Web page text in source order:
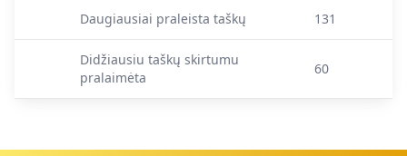
Daugiausiai praleista taškų 131
Didžiausiu taškų skirtumu
pralaimėta
60